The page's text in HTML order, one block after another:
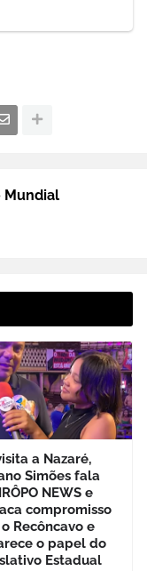
Mundial
a Nazaré,
Simões fala
NEWS e
compromisso
Recôncavo e
o papel do
Estadual